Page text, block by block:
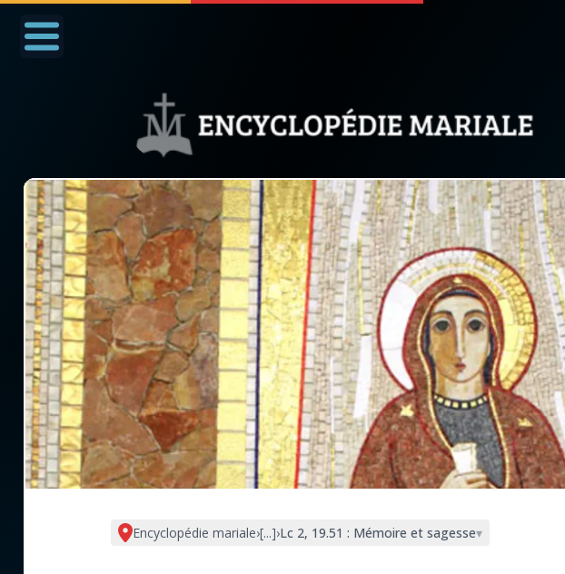
Nous soutenir À propos Facebook Infos légales
Prier au quotidien
Avec Thérèse de Lisieux
L'Évangile chaque jour
Les premiers samedis
du mois
Marie qui défait les
nœuds
◼︎À la une
1000 Raisons de Croire
Chapelet pour le monde
Contact
Faire un don
Marie de Nazareth
Encyclopédie mariale›[...]›Lc 2, 19.51 : Mémoire et sagesse▾